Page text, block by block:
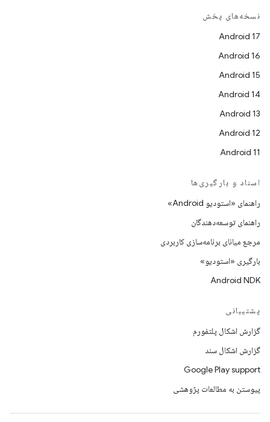
نسخه‌های پخش
Android 17
Android 16
Android 15
Android 14
Android 13
Android 12
Android 11
اسناد و بارگیری‌ها
راهنمای «استودیو Android»
راهنمای توسعه‌دهندگان
مرجع میانای برنامه‌سازی کاربردی
بارگیری «استودیو»
Android NDK
پشتیبانی
گزارش اشکال پلتفورم
گزارش اشکال سند
Google Play support
پیوستن به مطالعات پژوهشی